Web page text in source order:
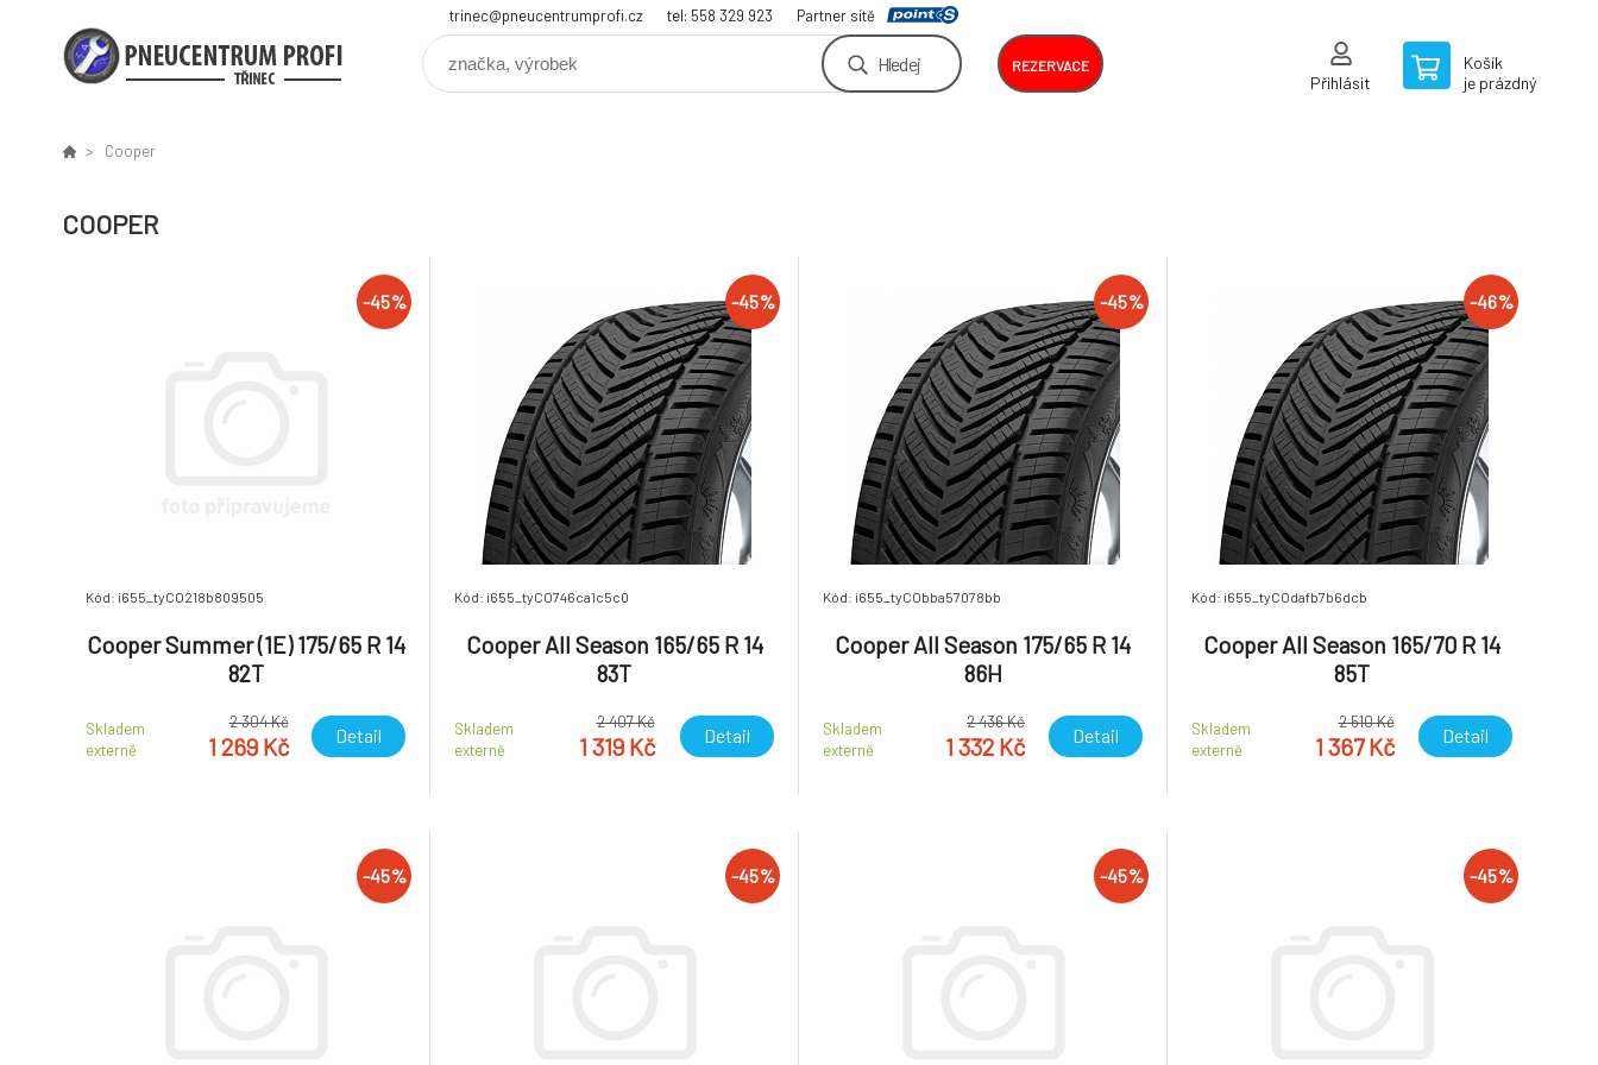
trinec@pneucentrumprofi.cz tel: 558 329 923 Partner sítě
Hledej REZERVACE
Přihlásit
Košík
je prázdný
Cooper
COOPER
-45%
Kód: i655_tyCO218b809505
Cooper Summer (1E) 175/65 R 14
82T
Skladem
externě
2 304 Kč
1 269 Kč Detail
-45%
Kód: i655_tyCO746ca1c5c0
Cooper All Season 165/65 R 14
83T
Skladem
externě
2 407 Kč
1 319 Kč Detail
-45%
Kód: i655_tyCObba57078bb
Cooper All Season 175/65 R 14
86H
Skladem
externě
2 436 Kč
1 332 Kč Detail
-46%
Kód: i655_tyCOdafb7b6dcb
Cooper All Season 165/70 R 14
85T
Skladem
externě
2 510 Kč
1 367 Kč Detail
-45% -45% -45% -45%